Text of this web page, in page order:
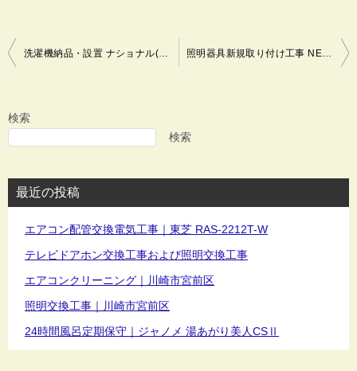
投
稿
ビ
ゲ
シ
ョ
検索
検索
最近の投稿
エアコン配管交換電気工事｜東芝 RAS-2212T-W
テレビドアホン交換工事および照明交換工事
エアコンクリーニング｜川崎市宮前区
照明交換工事｜川崎市宮前区
24時間風呂定期保守｜ジャノメ 湯あがり美人CSⅡ